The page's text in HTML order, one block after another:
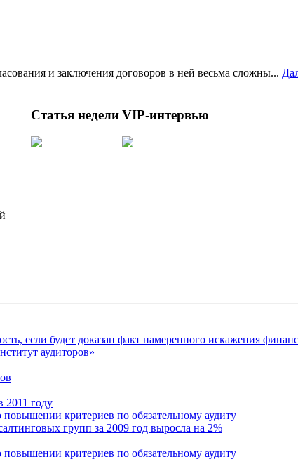
и заключения договоров в ней весьма сложны...
Статья неделиVIP-интервью
если будет доказан факт намеренного искажения
аудиторов»
2011 году
критериев по обязательному аудиту
групп за 2009 год выросла на 2%
критериев по обязательному аудиту